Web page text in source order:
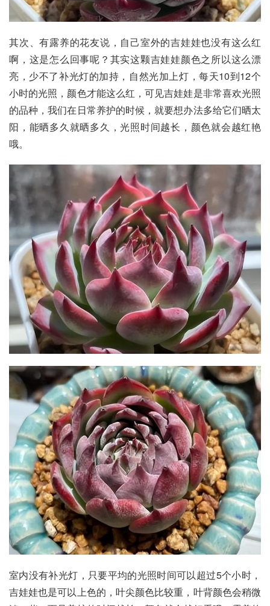
其次、有露养的花友说，自己室外的吉娃娃也没有这么红
啊，这是怎么回事呢？其实这颗吉娃娃颜色之所以这么漂
亮，少不了补光灯的加持，自然光加上灯，每天10到12个
小时的光照，颜色才能这么红，可见吉娃娃是非常喜欢光照
的品种，我们在日常养护的时候，就要想办法多给它们晒太
阳，能晒多久就晒多久，光照时间越长，颜色就会越红艳
哦。
室内没有补光灯，只要平均的光照时间可以超过5个小时，
吉娃娃也是可以上色的，叶尖颜色比较重，叶背颜色会稍微